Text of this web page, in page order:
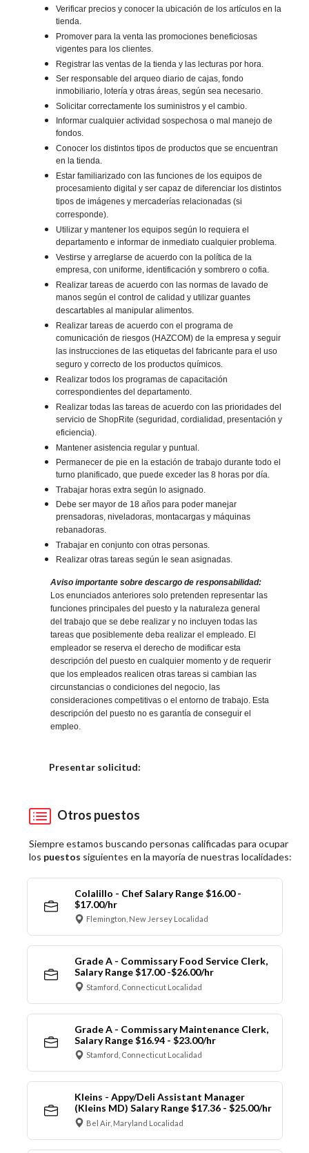
Verificar precios y conocer la ubicación de los artículos en la
tienda.
Promover para la venta las promociones beneficiosas
vigentes para los clientes.
Registrar las ventas de la tienda y las lecturas por hora.
Ser responsable del arqueo diario de cajas, fondo
inmobiliario, lotería y otras áreas, según sea necesario.
Solicitar correctamente los suministros y el cambio.
Informar cualquier actividad sospechosa o mal manejo de
fondos.
Conocer los distintos tipos de productos que se encuentran
en la tienda.
Estar familiarizado con las funciones de los equipos de
procesamiento digital y ser capaz de diferenciar los distintos
tipos de imágenes y mercaderías relacionadas (si
corresponde).
Utilizar y mantener los equipos según lo requiera el
departamento e informar de inmediato cualquier problema.
Vestirse y arreglarse de acuerdo con la política de la
empresa, con uniforme, identificación y sombrero o cofia.
Realizar tareas de acuerdo con las normas de lavado de
manos según el control de calidad y utilizar guantes
descartables al manipular alimentos.
Realizar tareas de acuerdo con el programa de
comunicación de riesgos (HAZCOM) de la empresa y seguir
las instrucciones de las etiquetas del fabricante para el uso
seguro y correcto de los productos químicos.
Realizar todos los programas de capacitación
correspondientes del departamento.
Realizar todas las tareas de acuerdo con las prioridades del
servicio de ShopRite (seguridad, cordialidad, presentación y
eficiencia).
Mantener asistencia regular y puntual.
Permanecer de pie en la estación de trabajo durante todo el
turno planificado, que puede exceder las 8 horas por día.
Trabajar horas extra según lo asignado.
Debe ser mayor de 18 años para poder manejar
prensadoras, niveladoras, montacargas y máquinas
rebanadoras.
Trabajar en conjunto con otras personas.
Realizar otras tareas según le sean asignadas.
Aviso importante sobre descargo de responsabilidad:
Los enunciados anteriores solo pretenden representar las
funciones principales del puesto y la naturaleza general
del trabajo que se debe realizar y no incluyen todas las
tareas que posiblemente deba realizar el empleado. El
empleador se reserva el derecho de modificar esta
descripción del puesto en cualquier momento y de requerir
que los empleados realicen otras tareas si cambian las
circunstancias o condiciones del negocio, las
consideraciones competitivas o el entorno de trabajo. Esta
descripción del puesto no es garantía de conseguir el
empleo.
Presentar solicitud:
Otros puestos
Siempre estamos buscando personas calificadas para ocupar
los puestos siguientes en la mayoría de nuestras localidades:
Colalillo - Chef Salary Range $16.00 -
$17.00/hr
Flemington, New Jersey Localidad
Grade A - Commissary Food Service Clerk,
Salary Range $17.00 -$26.00/hr
Stamford, Connecticut Localidad
Grade A - Commissary Maintenance Clerk,
Salary Range $16.94 - $23.00/hr
Stamford, Connecticut Localidad
Kleins - Appy/Deli Assistant Manager
(Kleins MD) Salary Range $17.36 - $25.00/hr
Bel Air, Maryland Localidad